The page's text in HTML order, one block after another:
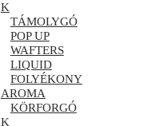
K
TÁMOLYGÓ
POP UP
WAFTERS
LIQUID
FOLYÉKONY
AROMA
KÖRFORGÓ
K